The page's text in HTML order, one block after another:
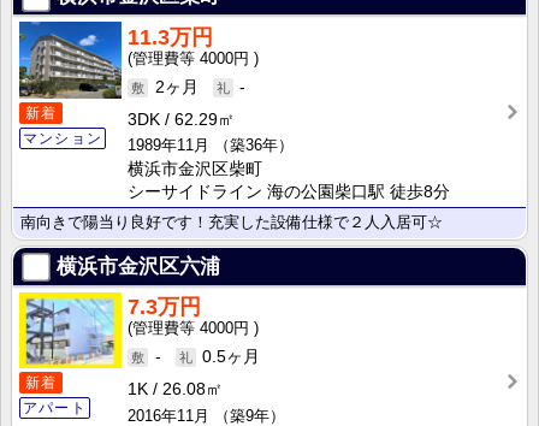
新着
マンション
11.3万円
4000円
2ヶ月
-
3DK
62.29㎡
1989年11月
（築36年）
横浜市金沢区柴町
シーサイドライン 海の公園柴口駅 徒歩8分
南向きで陽当り良好です！充実した設備仕様で２人入居可☆
横浜市金沢区六浦
新着
アパート
7.3万円
4000円
-
0.5ヶ月
1K
26.08㎡
2016年11月
（築9年）